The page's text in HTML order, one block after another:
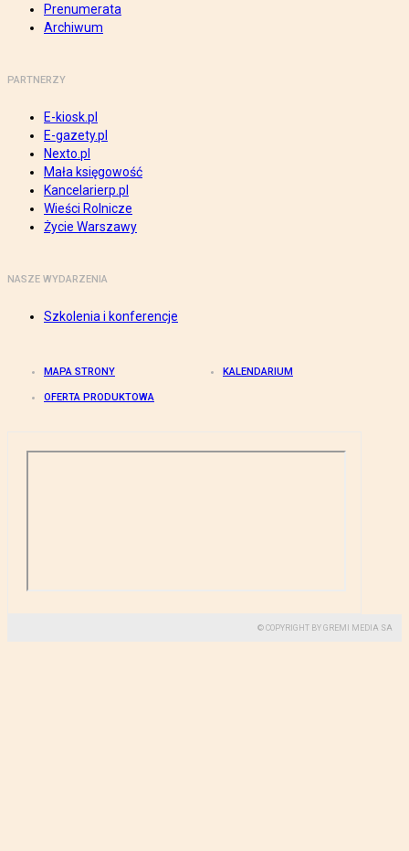
Prenumerata
Archiwum
PARTNERZY
E-kiosk.pl
E-gazety.pl
Nexto.pl
Mała księgowość
Kancelarierp.pl
Wieści Rolnicze
Życie Warszawy
NASZE WYDARZENIA
Szkolenia i konferencje
MAPA STRONY KALENDARIUM
OFERTA PRODUKTOWA
© COPYRIGHT BY GREMI MEDIA SA